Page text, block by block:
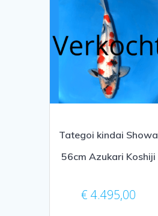
Tategoi kindai Showa
56cm Azukari Koshiji
€ 4.495,00